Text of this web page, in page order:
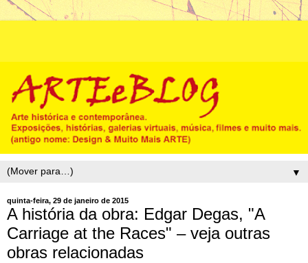
▼
quinta-feira, 29 de janeiro de 2015
A história da obra: Edgar Degas, "A
Carriage at the Races" – veja outras
obras relacionadas